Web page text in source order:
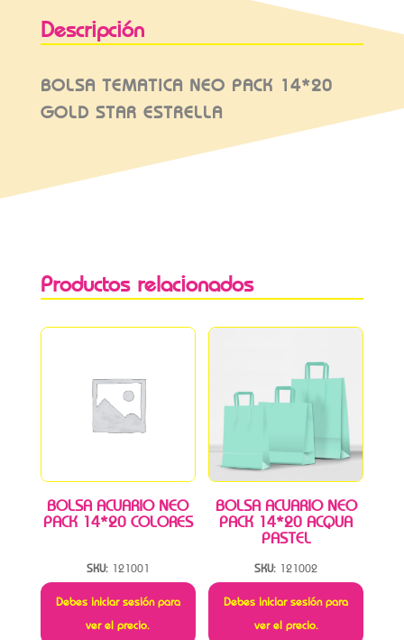
Descripción
BOLSA TEMATICA NEO PACK 14*20
GOLD STAR ESTRELLA
Productos relacionados
BOLSA ACUARIO NEO
PACK 14*20 COLORES
SKU: 121001
Debes iniciar sesión para
ver el precio.
BOLSA ACUARIO NEO
PACK 14*20 ACQUA
PASTEL
SKU: 121002
Debes iniciar sesión para
ver el precio.